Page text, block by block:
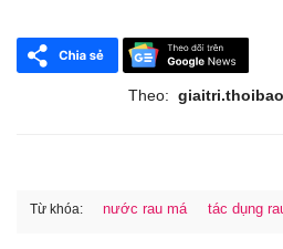
Theo:
Từ khóa: nước rau má tác dụng